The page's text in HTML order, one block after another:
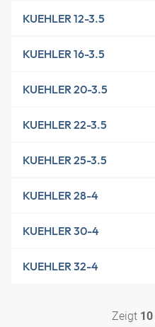
KUEHLER 12-3.5
KUEHLER 16-3.5
KUEHLER 20-3.5
KUEHLER 22-3.5
KUEHLER 25-3.5
KUEHLER 28-4
KUEHLER 30-4
KUEHLER 32-4
Zeigt 10